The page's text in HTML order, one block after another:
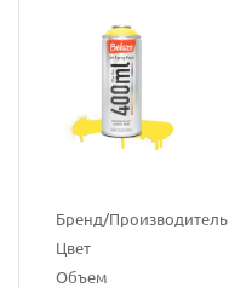
Бренд/Производитель
Цвет
Объем